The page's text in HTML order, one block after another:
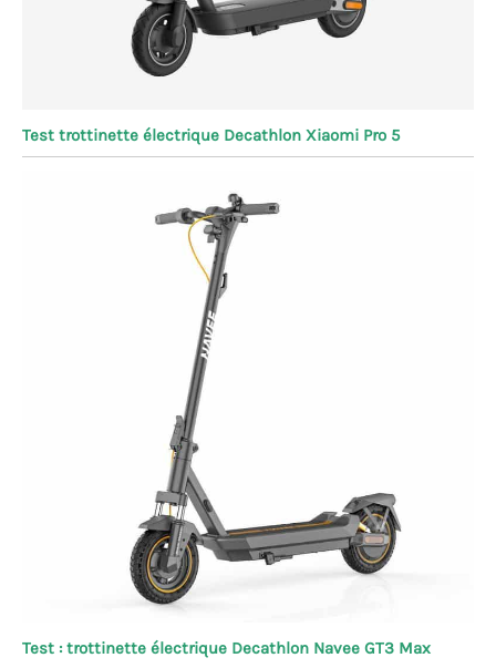
Test trottinette électrique Decathlon Xiaomi Pro 5
Test : trottinette électrique Decathlon Navee GT3 Max